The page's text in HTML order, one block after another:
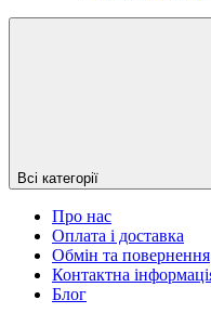
Всі категорії
Про нас
Оплата і доставка
Обмін та повернення
Контактна
Блог